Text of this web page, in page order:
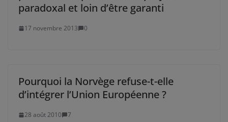
paradoxal et loin d’être garanti
17 novembre 2013 0
Pourquoi la Norvège refuse-t-elle
d’intégrer l’Union Européenne ?
28 août 2010 7